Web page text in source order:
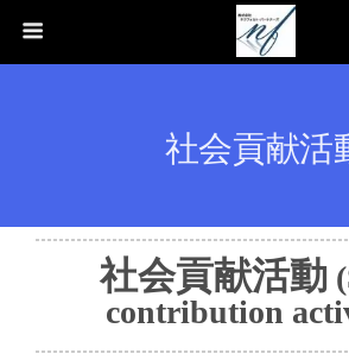
社会貢献活
社会貢献活動
contribution